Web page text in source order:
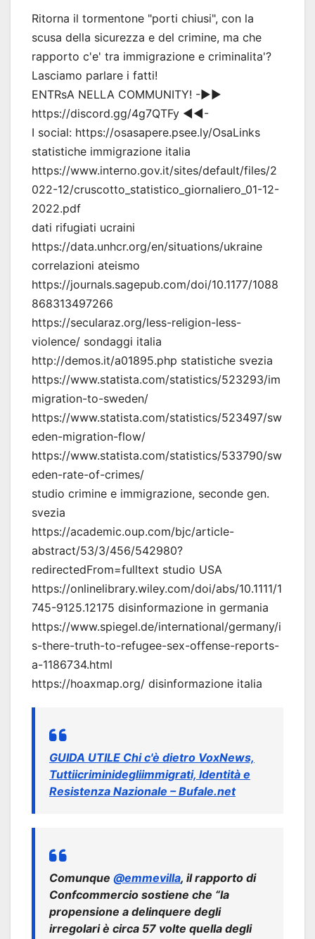
Ritorna il tormentone "porti chiusi", con la
scusa della sicurezza e del crimine, ma che
rapporto c'e' tra immigrazione e criminalita'?
Lasciamo parlare i fatti!
ENTRsA NELLA COMMUNITY! -▶▶
https://discord.gg/4g7QTFy ◀◀-
I social: https://osasapere.psee.ly/OsaLinks
statistiche immigrazione italia
https://www.interno.gov.it/sites/default/files/2
022-12/cruscotto_statistico_giornaliero_01-12-
2022.pdf
dati rifugiati ucraini
https://data.unhcr.org/en/situations/ukraine
correlazioni ateismo
https://journals.sagepub.com/doi/10.1177/1088
868313497266
https://secularaz.org/less-religion-less-
violence/ sondaggi italia
http://demos.it/a01895.php statistiche svezia
https://www.statista.com/statistics/523293/im
migration-to-sweden/
https://www.statista.com/statistics/523497/sw
eden-migration-flow/
https://www.statista.com/statistics/533790/sw
eden-rate-of-crimes/
studio crimine e immigrazione, seconde gen.
svezia
https://academic.oup.com/bjc/article-
abstract/53/3/456/542980?
redirectedFrom=fulltext studio USA
https://onlinelibrary.wiley.com/doi/abs/10.1111/1
745-9125.12175 disinformazione in germania
https://www.spiegel.de/international/germany/i
s-there-truth-to-refugee-sex-offense-reports-
a-1186734.html
https://hoaxmap.org/ disinformazione italia
GUIDA UTILE Chi c'è dietro VoxNews,
Tuttiicriminidegliimmigrati, Identità e
Resistenza Nazionale – Bufale.net
Comunque @emmevilla, il rapporto di
Confcommercio sostiene che “la
propensione a delinquere degli
irregolari è circa 57 volte quella degli